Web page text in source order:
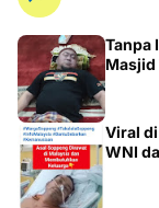
Tanpa
Masjid
Viral
WNI